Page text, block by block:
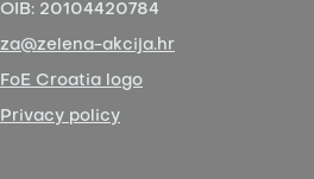
OIB: 20104420784
za@zelena-akcija.hr
FoE Croatia logo
Privacy policy